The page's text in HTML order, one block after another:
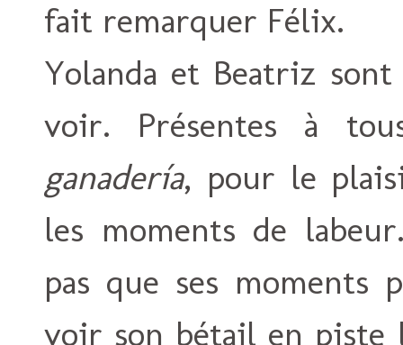
fait remarquer Félix.
Yolanda et Beatriz
voir. Présentes à
ganadería, pour le
les moments de
pas que ses
voir son bétail en piste